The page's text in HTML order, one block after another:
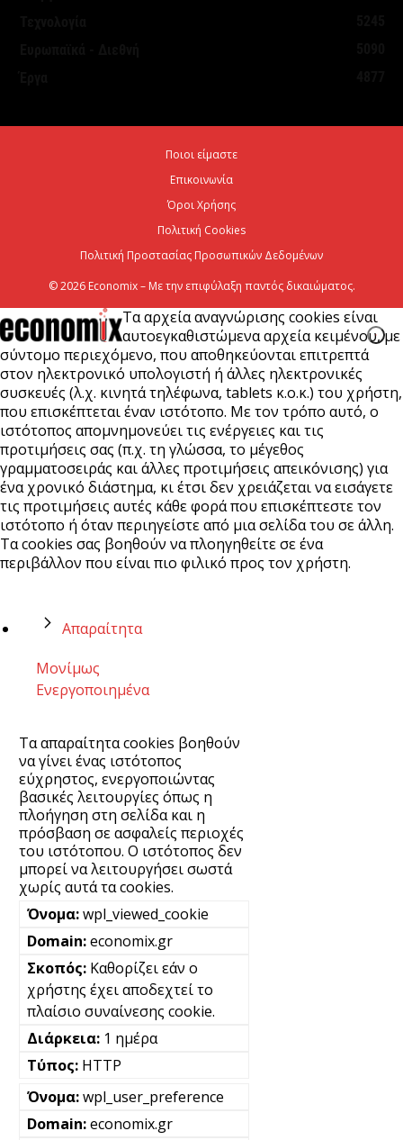
Ποιοι είμαστε
Επικοινωνία
Όροι Χρήσης
Πολιτική Cookies
Πολιτική Προστασίας Προσωπικών Δεδομένων
© 2026 Economix – Με την επιφύλαξη παντός δικαιώματος.
Τα αρχεία αναγνώρισης cookies είναι
αυτοεγκαθιστώμενα αρχεία κειμένου, με
σύντομο περιεχόμενο, που αποθηκεύονται επιτρεπτά
στον ηλεκτρονικό υπολογιστή ή άλλες ηλεκτρονικές
συσκευές (λ.χ. κινητά τηλέφωνα, tablets κ.ο.κ.) του χρήστη,
που επισκέπτεται έναν ιστότοπο. Με τον τρόπο αυτό, ο
ιστότοπος απομνημονεύει τις ενέργειες και τις
προτιμήσεις σας (π.χ. τη γλώσσα, το μέγεθος
γραμματοσειράς και άλλες προτιμήσεις απεικόνισης) για
ένα χρονικό διάστημα, κι έτσι δεν χρειάζεται να εισάγετε
τις προτιμήσεις αυτές κάθε φορά που επισκέπτεστε τον
ιστότοπο ή όταν περιηγείστε από μια σελίδα του σε άλλη.
Τα cookies σας βοηθούν να πλοηγηθείτε σε ένα
περιβάλλον που είναι πιο φιλικό προς τον χρήστη.
Απαραίτητα
Μονίμως
Ενεργοποιημένα
Τα απαραίτητα cookies βοηθούν
να γίνει ένας ιστότοπος
εύχρηστος, ενεργοποιώντας
βασικές λειτουργίες όπως η
πλοήγηση στη σελίδα και η
πρόσβαση σε ασφαλείς περιοχές
του ιστότοπου. Ο ιστότοπος δεν
μπορεί να λειτουργήσει σωστά
χωρίς αυτά τα cookies.
wpl_viewed_cookie
economix.gr
Καθορίζει εάν ο
χρήστης έχει αποδεχτεί το
πλαίσιο συναίνεσης cookie.
1 ημέρα
HTTP
wpl_user_preference
economix.gr